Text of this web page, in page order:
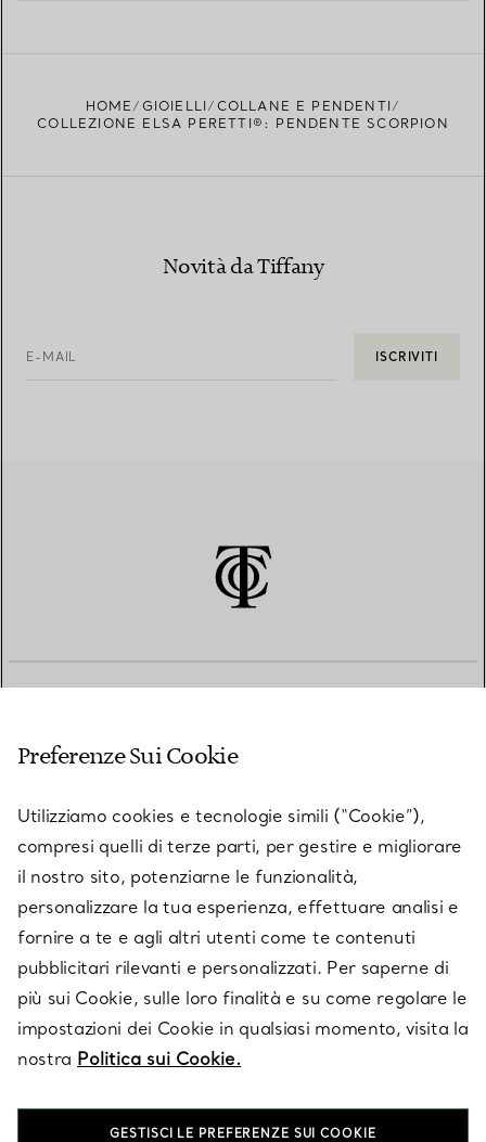
HOME GIOIELLI
COLLANE E PENDENTI
COLLEZIONE ELSA PERETTI®: PENDENTE SCORPION
Novità da Tiffany
E-MAIL ISCRIVITI
SU TIFFANY & CO.
LEGALE
SEGUICI
Preferenze Sui Cookie
Utilizziamo cookies e tecnologie simili (“Cookie”),
compresi quelli di terze parti, per gestire e migliorare
il nostro sito, potenziarne le funzionalità,
personalizzare la tua esperienza, effettuare analisi e
fornire a te e agli altri utenti come te contenuti
pubblicitari rilevanti e personalizzati. Per saperne di
più sui Cookie, sulle loro finalità e su come regolare le
impostazioni dei Cookie in qualsiasi momento, visita la
nostra Politica sui Cookie.
GESTISCI LE PREFERENZE SUI COOKIE